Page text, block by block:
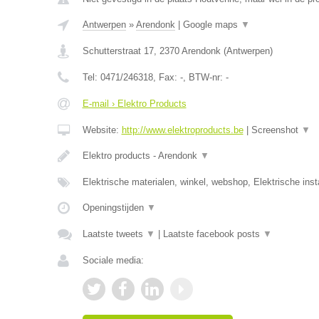
Antwerpen» Arendonk| Google maps ▼
Schutterstraat 17, 2370 Arendonk(Antwerpen)
Tel: 0471/246318, Fax: -, BTW-nr: -
E-mail › Elektro Products
Website: http://www.elektroproducts.be| Screenshot ▼
Elektro products - Arendonk ▼
Elektrische materialen, winkel, webshop, Elektrische
Openingstijden ▼
Laatste tweets ▼ Laatste facebook posts ▼
Sociale media: